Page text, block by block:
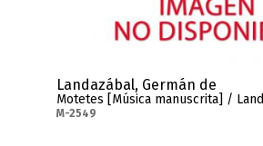
Landazábal, Germán de
Motetes [Música manuscrita] /
M-2549